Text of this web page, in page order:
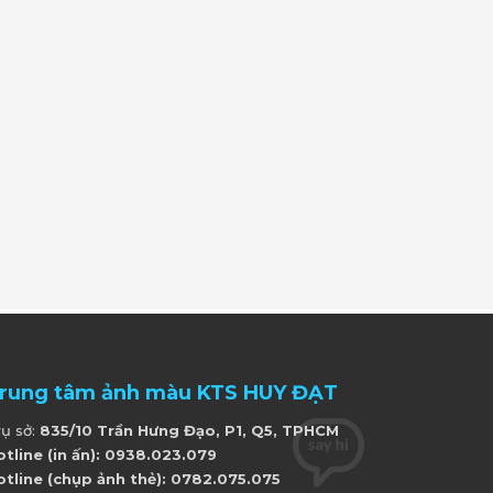
tâm ảnh màu KTS HUY ĐẠT
sở: 835/10 Trần Hưng Đạo, P1, Q5, TPHCM
(in ấn): 0938.023.079
(chụp ảnh thẻ): 0782.075.075